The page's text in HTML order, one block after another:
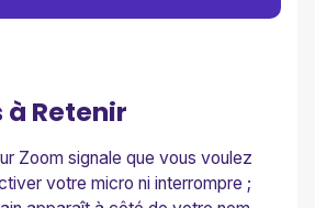
à Retenir
Zoom signale que vous voulez
votre micro ni interrompre ;